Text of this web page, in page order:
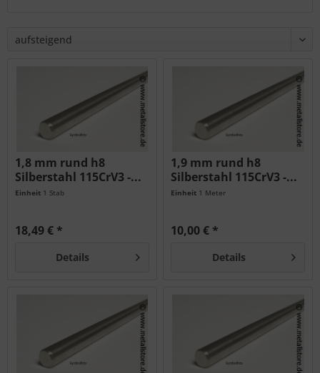
1,8 mm rund h8
Silberstahl 115CrV3 -...
Einheit 1 Stab
18,49 € *
Details
1,9 mm rund h8
Silberstahl 115CrV3 -...
Einheit 1 Meter
10,00 € *
Details